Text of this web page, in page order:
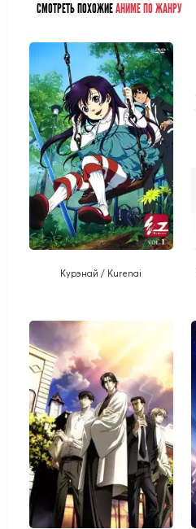
СМОТРЕТЬ ПОХОЖИЕАНИМЕ ПО ЖАНРУ
Курэнай / Kurenai